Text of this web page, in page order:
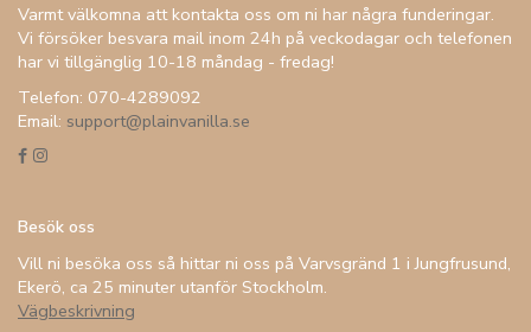
Varmt välkomna att kontakta oss om ni har några funderingar.
Vi försöker besvara mail inom 24h på veckodagar och telefonen
har vi tillgänglig 10-18 måndag - fredag!
Telefon: 070-4289092
Email: support@plainvanilla.se
Besök oss
Vill ni besöka oss så hittar ni oss på Varvsgränd 1 i Jungfrusund,
Ekerö, ca 25 minuter utanför Stockholm.
Vägbeskrivning